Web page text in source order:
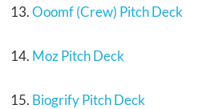
Ooomf (Crew) Pitch Deck
Moz Pitch Deck
Biogrify Pitch Deck